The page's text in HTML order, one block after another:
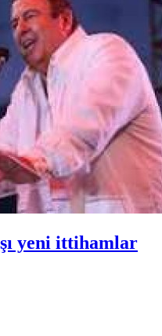
yeni ittihamlar